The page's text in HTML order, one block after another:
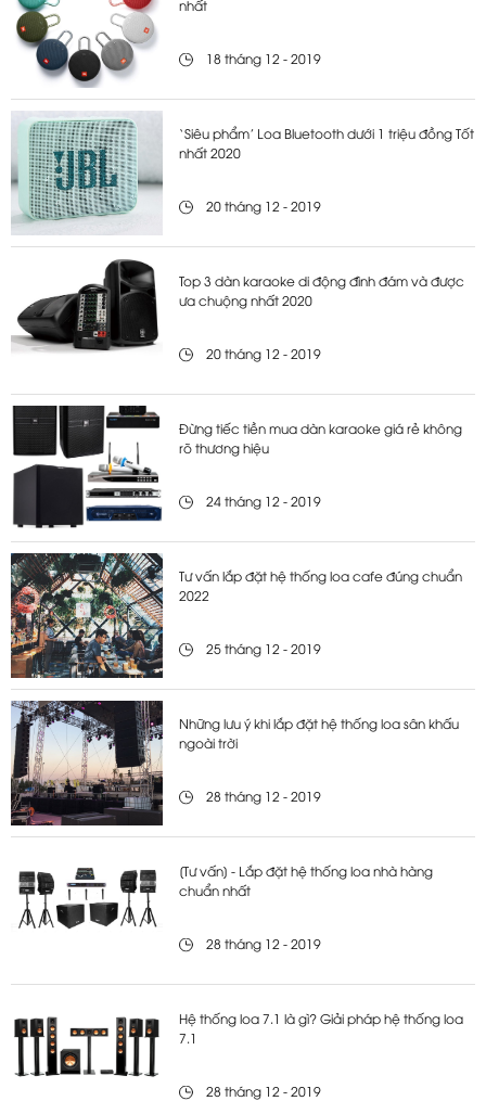
nhất
18 tháng 12 - 2019
‘Siêu phẩm’ Loa Bluetooth dưới 1 triệu đồng Tốt
nhất 2020
20 tháng 12 - 2019
Top 3 dàn karaoke di động đình đám và được
ưa chuộng nhất 2020
20 tháng 12 - 2019
Đừng tiếc tiền mua dàn karaoke giá rẻ không
rõ thương hiệu
24 tháng 12 - 2019
Tư vấn lắp đặt hệ thống loa cafe đúng chuẩn
2022
25 tháng 12 - 2019
Những lưu ý khi lắp đặt hệ thống loa sân khấu
ngoài trời
28 tháng 12 - 2019
[Tư vấn] - Lắp đặt hệ thống loa nhà hàng
chuẩn nhất
28 tháng 12 - 2019
Hệ thống loa 7.1 là gì? Giải pháp hệ thống loa
7.1
28 tháng 12 - 2019